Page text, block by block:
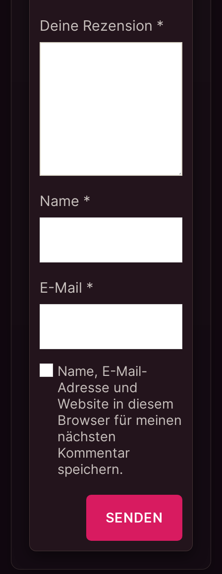
Deine Rezension *
Name *
E-Mail *
Name, E-Mail-
Adresse und
Website in diesem
Browser für meinen
nächsten
Kommentar
speichern.